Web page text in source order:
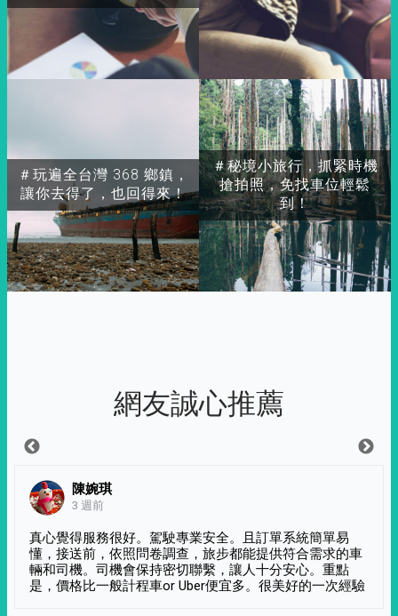
＃玩遍全台灣 368 鄉鎮，
讓你去得了，也回得來！
＃秘境小旅行，抓緊時機
搶拍照，免找車位輕鬆
到！
網友誠心推薦
陳婉琪
3 週前
真心覺得服務很好。駕駛專業安全。且訂單系統簡單易
懂，接送前，依照問卷調查，旅步都能提供符合需求的車
輛和司機。司機會保持密切聯繫，讓人十分安心。重點
是，價格比一般計程車or Uber便宜多。很美好的一次經驗